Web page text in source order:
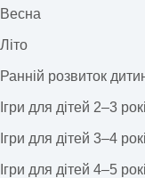
Весна
Літо
Ранній розвиток
Ігри для дітей 2–3
Ігри для дітей 3–4
Ігри для дітей 4–5